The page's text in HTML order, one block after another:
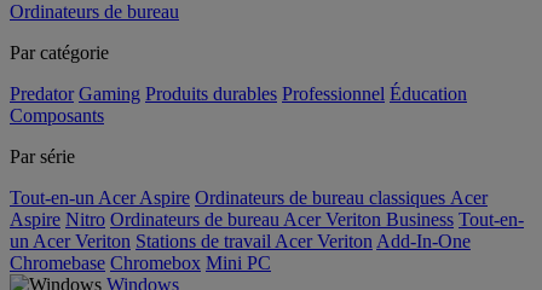
Ordinateurs de bureau
Par catégorie
Predator Gaming Produits durables Professionnel Éducation
Composants
Par série
Tout-en-un Acer Aspire Ordinateurs de bureau classiques Acer
Aspire Nitro Ordinateurs de bureau Acer Veriton Business Tout-en-
un Acer Veriton Stations de travail Acer Veriton Add-In-One
Chromebase Chromebox Mini PC
Windows